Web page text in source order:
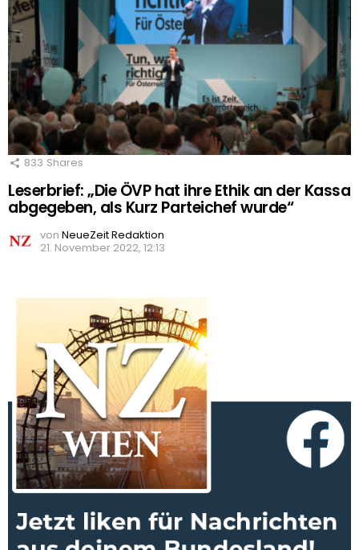
833 Shares
Leserbrief: „Die ÖVP hat ihre Ethik an der Kassa
abgegeben, als Kurz Parteichef wurde“
von NeueZeit Redaktion
21. November 2022, 12:13